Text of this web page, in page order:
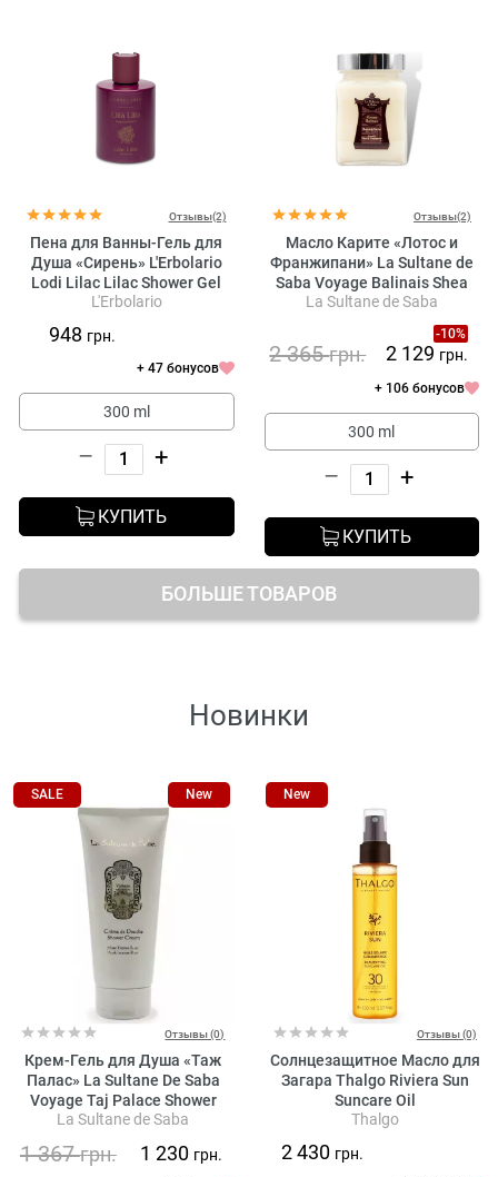
Отзывы(2)
Пена для Ванны-Гель для
Душа «Сирень» L'Erbolario
Lodi Lilac Lilac Shower Gel
L'Erbolario
948 грн.
+ 47 бонусов
300 ml
– +
КУПИТЬ
Отзывы(2)
Масло Карите «Лотос и
Франжипани» La Sultane de
Saba Voyage Balinais Shea
Butter Lotus and Frangipani
La Sultane de Saba
-10%
2 365грн. 2 129 грн.
+ 106 бонусов
300 ml
– +
КУПИТЬ
БОЛЬШЕ ТОВАРОВ
Новинки
SALE New
Отзывы (0)
Крем-Гель для Душа «Таж
Палас» La Sultane De Saba
Voyage Taj Palace Shower
Cream
La Sultane de Saba
1 367грн. 1 230 грн.
New
Отзывы (0)
Солнцезащитное Масло для
Загара Thalgo Riviera Sun
Suncare Oil
Thalgo
2 430 грн.